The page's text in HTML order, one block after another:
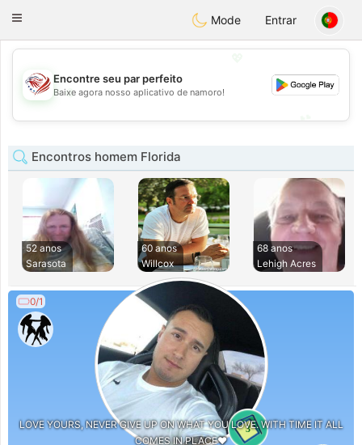
Dating
Toggle
Mode Entrar
💖
💕
Encontre seu par perfeito
Baixe agora nosso aplicativo de namoro!
Encontros homem Florida
52 anos
Sarasota
60 anos
Willcox
68 anos
Lehigh Acres
0/1
3
LOVE YOURS, NEVER GIVE UP ON WHAT YOU LOVE. WITH TIME IT ALL
COMES IN PLACE❤️